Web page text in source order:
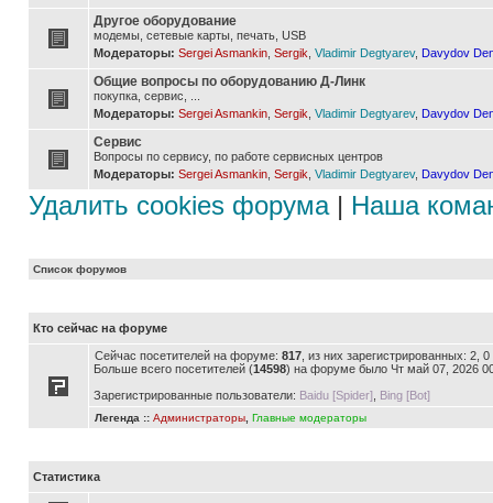
Другое оборудование
модемы, сетевые карты, печать, USB
Модераторы: Sergei Asmankin Sergik Vladimir Degtyarev, Davydov
Общие вопросы по оборудованию Д-Линк
покупка, сервис, ...
Модераторы: Sergei Asmankin Sergik Vladimir Degtyarev, Davydov
Сервис
Вопросы по сервису, по работе сервисных центров
Модераторы: Sergei Asmankin Sergik Vladimir Degtyarev, Davydov
Удалить cookies форума| Наша
Список форумов
Кто сейчас на форуме
Сейчас посетителей на форуме: 817 , из них зарегистрированных: 2,
Больше всего посетителей (14598) на форуме было Чт май 07, 2026
Зарегистрированные пользователи: Baidu [Spider] Bing [Bot]
Легенда :: Администраторы Главные модераторы
Статистика